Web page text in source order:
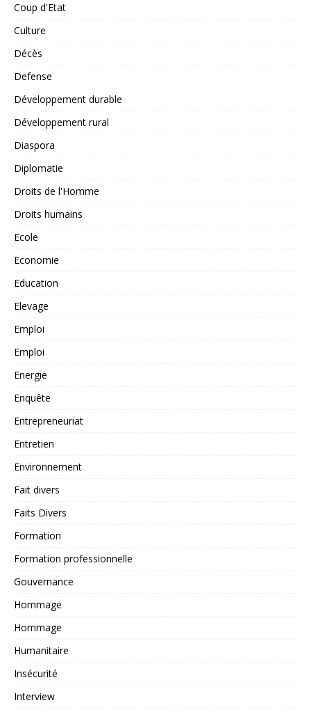
Coup d'Etat
Culture
Décès
Defense
Développement durable
Développement rural
Diaspora
Diplomatie
Droits de l'Homme
Droits humains
Ecole
Economie
Education
Elevage
Emploi
Emploi
Energie
Enquête
Entrepreneuriat
Entretien
Environnement
Fait divers
Faits Divers
Formation
Formation professionnelle
Gouvernance
Hommage
Hommage
Humanitaire
Insécurité
Interview